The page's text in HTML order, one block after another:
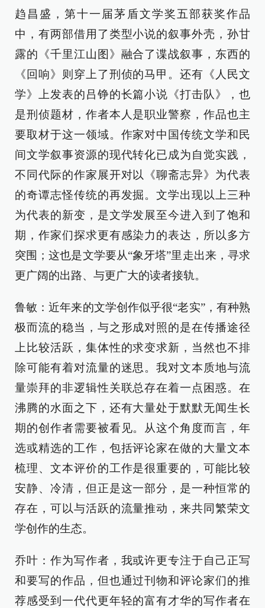
趋昌盛，第十一届茅盾文学奖五部获奖作品
中，有两部借用了类型小说的叙事外壳，孙甘
露的《千里江山图》融合了谍战叙事，东西的
《回响》则穿上了刑侦的马甲。还有《人民文
学》上发表的吕铮的长篇小说《打击队》，也
是刑侦题材，作者本人是职业警察，作品也主
要取材于这一领域。作家对中国传统文学和民
间文学叙事资源的现代转化已成为自觉实践，
不同代际的作家展开对以《聊斋志异》为代表
的奇谭志怪传统的再发掘。文学出现以上三种
为代表的新变，是文学发展至今进入到了饱和
期，作家们探求更有感染力的表达，所以多方
突围；这也是文学要从“象牙塔”里走出来，寻求
更广阔的出路、与更广大的读者接轨。
鲁敏：近年来的文学创作似乎很“老实”，有种熟
极而流的稳当，与之形成对照的是在传播途径
上比较活跃，集体性的求变求新，当然也不排
除可能有着对流量的迷思。我对文本质地与流
量崇拜的非逻辑性关联总存在着一点困惑。在
沸腾的水面之下，还有大量处于默默无闻生长
期的创作者需要被看见。从这个角度而言，年
选或精选的工作，包括评论家在做的大量文本
梳理、文本评价的工作是很重要的，可能比较
安静、冷清，但正是这一部分，是一种恒常的
存在，可以与活跃的流量推动，来共同繁荣文
学创作的生态。
乔叶：作为写作者，我或许更专注于自己正写
和要写的作品，但也通过刊物和评论家们的推
荐感受到一代代更年轻的富有才华的写作者在